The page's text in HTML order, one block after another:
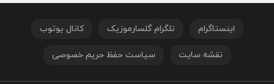
اینستاگرام تلگرام گلسارموزیک کانال یوتوب
نقشه سایت سیاست حفظ حریم خصوصی